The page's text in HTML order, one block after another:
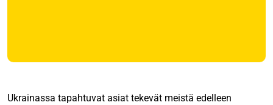
Ukrainassa tapahtuvat asiat tekevät meistä edelleen